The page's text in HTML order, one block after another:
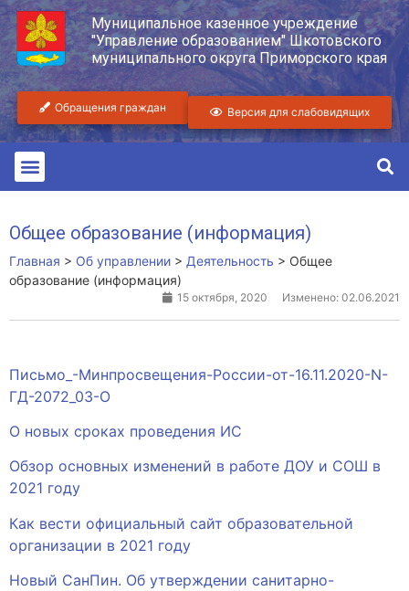
Муниципальное казенное учреждение
"Управление образованием" Шкотовского
муниципального округа Приморского края
Обращения граждан Версия для слабовидящих
Общее образование (информация)
Главная > Об управлении > Деятельность > Общее
образование (информация)
15 октября, 2020 Изменено: 02.06.2021
Письмо_-Минпросвещения-России-от-16.11.2020-N-
ГД-2072_03-О
О новых сроках проведения ИС
Обзор основных изменений в работе ДОУ и СОШ в
2021 году
Как вести официальный сайт образовательной
организации в 2021 году
Новый СанПин. Об утверждении санитарно-